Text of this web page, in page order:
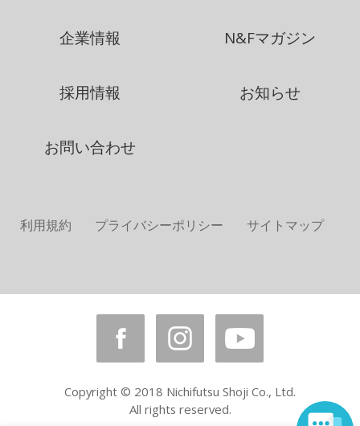
企業情報 N&Fマガジン
採用情報 お知らせ
お問い合わせ
利用規約 プライバシーポリシー サイトマップ
Copyright © 2018 Nichifutsu Shoji Co., Ltd.
All rights reserved.